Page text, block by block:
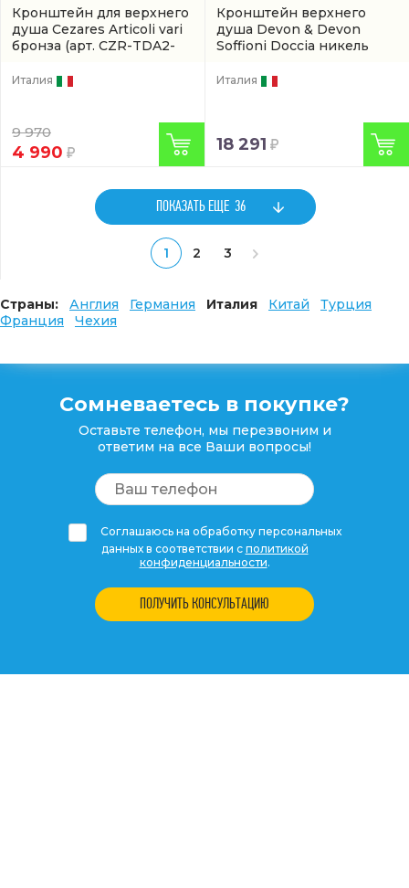
Кронштейн для верхнего
душа Cezares Articoli vari
бронза (арт. CZR-TDA2-
Италия
9 970
4 990
Кронштейн верхнего
душа Devon & Devon
Soffioni Doccia никель
Италия
18 291
ПОКАЗАТЬ ЕЩЕ 36
1 2 3
Страны: Англия Германия Италия Китай
Турция
Франция
Чехия
Сомневаетесь в покупке?
Оставьте телефон, мы перезвоним и
ответим на все Ваши вопросы!
Соглашаюсь на обработку персональных
данных в соответствии с политикой
конфиденциальности.
ПОЛУЧИТЬ КОНСУЛЬТАЦИЮ